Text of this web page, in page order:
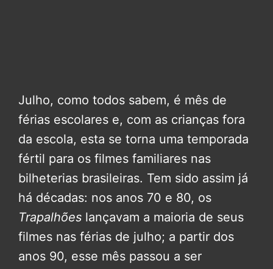
Julho, como todos sabem, é mês de
férias escolares e, com as crianças fora
da escola, esta se torna uma temporada
fértil para os filmes familiares nas
bilheterias brasileiras. Tem sido assim já
há décadas: nos anos 70 e 80, os
Trapalhões lançavam a maioria de seus
filmes nas férias de julho; a partir dos
anos 90, esse mês passou a ser